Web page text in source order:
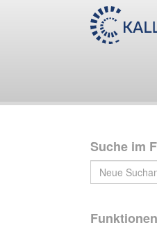
Suche im
Funktionen
Nachlass
Bestand 1